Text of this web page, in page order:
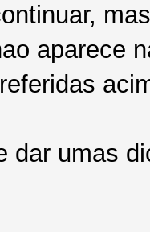
aparece
dar umas